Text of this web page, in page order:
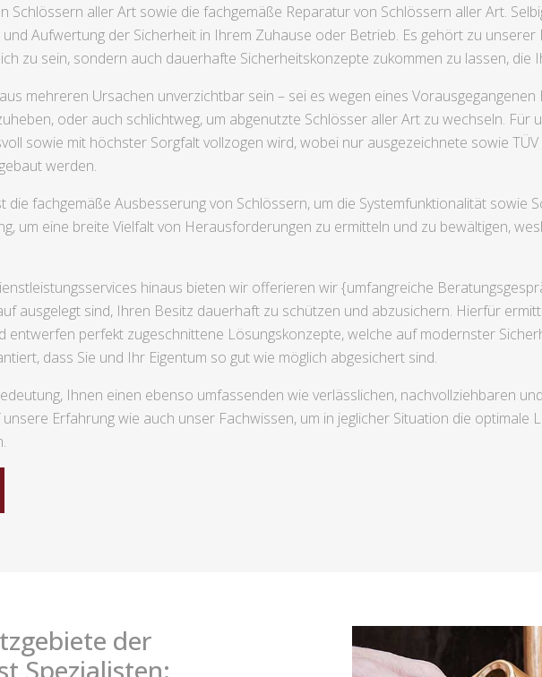
Schlössern aller Art sowie die fachgemäße Reparatur von Schlössern aller Art.
Aufwertung der Sicherheit in Ihrem Zuhause oder Betrieb. Es gehört zu
zu sein, sondern auch dauerhafte Sicherheitskonzepte zukommen zu lassen, die
mehreren Ursachen unverzichtbar sein – sei es wegen eines
oder auch schlichtweg, um abgenutzte Schlösser aller Art zu wechseln. Für
sowie mit höchster Sorgfalt vollzogen wird, wobei nur ausgezeichnete sowie
werden.
die fachgemäße Ausbesserung von Schlössern, um die Systemfunktionalität sowie
um eine breite Vielfalt von Herausforderungen zu ermitteln und zu bewältigen,
hinaus bieten wir offerieren wir {umfangreiche
ausgelegt sind, Ihren Besitz dauerhaft zu schützen und abzusichern. Hierfür
entwerfen perfekt zugeschnittene Lösungskonzepte, welche auf modernster
dass Sie und Ihr Eigentum so gut wie möglich abgesichert sind.
Ihnen einen ebenso umfassenden wie verlässlichen, nachvollziehbaren
Erfahrung wie auch unser Fachwissen, um in jeglicher Situation die
der